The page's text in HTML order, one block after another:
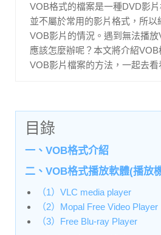
VOB格式的檔案是一種DVD影
並不屬於常用的影片格式，所
VOB影片的情況。遇到無法播
應該怎麼辦呢？本文將介紹
VOB影片檔案的方法，一起去看
目錄
一、VOB格式介紹
二、VOB格式播放軟體(播放
（1）VLC media player
（2）Mopal Free Video Player
（3）Free Blu-ray Player